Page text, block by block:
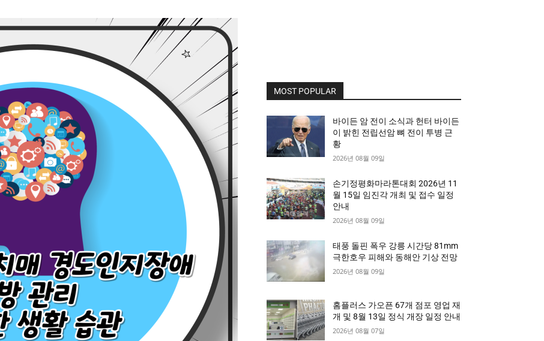
MOST POPULAR
바이든 암 전이 소식과 헌터 바이든
이 밝힌 전립선암 뼈 전이 투병 근
황
2026년 08월 09일
손기정평화마라톤대회 2026년 11
월 15일 임진각 개최 및 접수 일정
안내
2026년 08월 09일
태풍 돌핀 폭우 강릉 시간당 81mm
극한호우 피해와 동해안 기상 전망
2026년 08월 09일
홈플러스 가오픈 67개 점포 영업 재
개 및 8월 13일 정식 개장 일정 안내
2026년 08월 07일